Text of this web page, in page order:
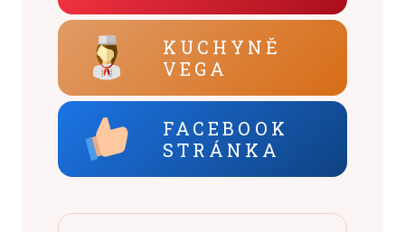
KUCHYNĚ
VEGA
FACEBOOK
STRÁNKA